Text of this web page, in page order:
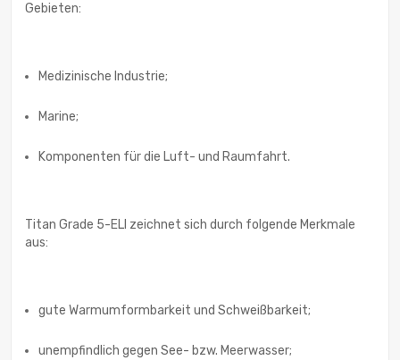
Gebieten:
Medizinische Industrie;
Marine;
Komponenten für die Luft- und Raumfahrt.
Titan Grade 5-ELI zeichnet sich durch folgende Merkmale
aus:
gute Warmumformbarkeit und Schweißbarkeit;
unempfindlich gegen See- bzw. Meerwasser;